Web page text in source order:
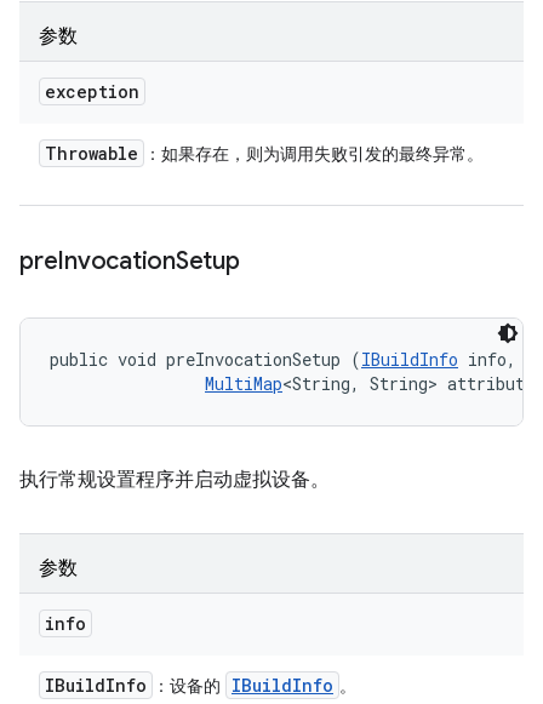
参数
exception
Throwable ：如果存在，则为调用失败引发的最终异常。
preInvocationSetup
public void preInvocationSetup (IBuildInfo info,
MultiMap<String, String>
执行常规设置程序并启动虚拟设备。
参数
info
IBuildInfo ：设备的 IBuildInfo 。